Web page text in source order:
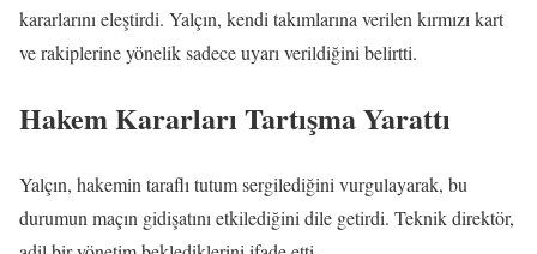
kararlarını eleştirdi. Yalçın, kendi takımlarına verilen kırmızı kart
ve rakiplerine yönelik sadece uyarı verildiğini belirtti.
Hakem Kararları Tartışma Yarattı
Yalçın, hakemin taraflı tutum sergilediğini vurgulayarak, bu
durumun maçın gidişatını etkilediğini dile getirdi. Teknik direktör,